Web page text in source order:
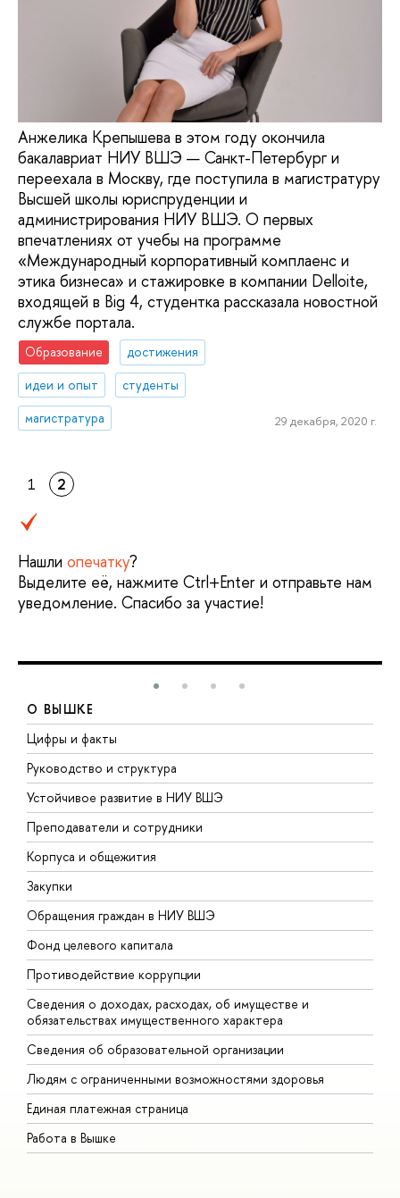
Анжелика Крепышева в этом году окончила
бакалавриат НИУ ВШЭ — Санкт-Петербург и
переехала в Москву, где поступила в магистратуру
Высшей школы юриспруденции и
администрирования НИУ ВШЭ. О первых
впечатлениях от учебы на программе
«Международный корпоративный комплаенс и
этика бизнеса» и стажировке в компании Delloite,
входящей в Big 4, студентка рассказала новостной
службе портала.
Образование
достижения
идеи и опыт
студенты
магистратура
29 декабря, 2020 г.
1 2
Нашли опечатку?
Выделите её, нажмите Ctrl+Enter и отправьте нам
уведомление. Спасибо за участие!
О ВЫШКЕ
Цифры и факты
Руководство и структура
Устойчивое развитие в НИУ ВШЭ
Преподаватели и сотрудники
Корпуса и общежития
Закупки
Обращения граждан в НИУ ВШЭ
Фонд целевого капитала
Противодействие коррупции
Сведения о доходах, расходах, об имуществе и
обязательствах имущественного характера
Сведения об образовательной организации
Людям с ограниченными возможностями здоровья
Единая платежная страница
Работа в Вышке